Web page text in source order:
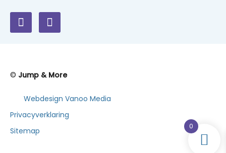
© Jump & More
Webdesign Vanoo Media
Privacyverklaring
Sitemap
0